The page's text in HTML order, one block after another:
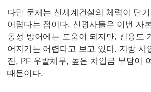
다만 문제는 신세계건설의 체력이 단
어렵다는 점이다. 신평사들은 이번 자
동성 방어에는 도움이 되지만, 신용도
어지기는 어렵다고 보고 있다. 지방 사
진, PF 우발채무, 높은 차입금 부담이
때문이다.